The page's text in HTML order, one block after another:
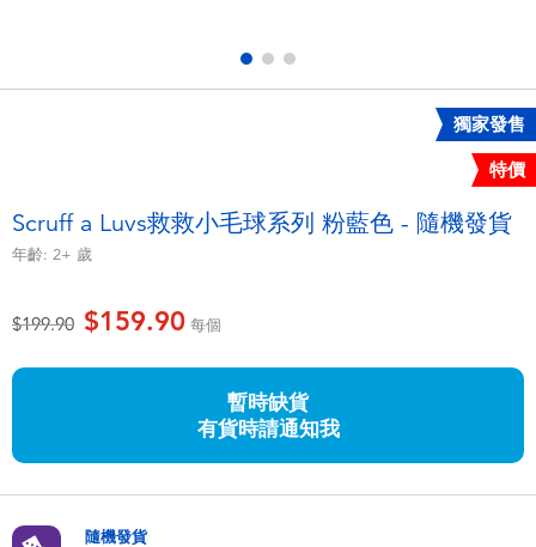
毛毛公仔玩具
夏日用品
電池
獨家發售
特價
Scruff a Luvs救救小毛球系列 粉藍色 - 隨機發貨
年齡: 2+ 歲
價格從
$199.90至$159.90 每個
暫時缺貨
有貨時請通知我
隨機發貨